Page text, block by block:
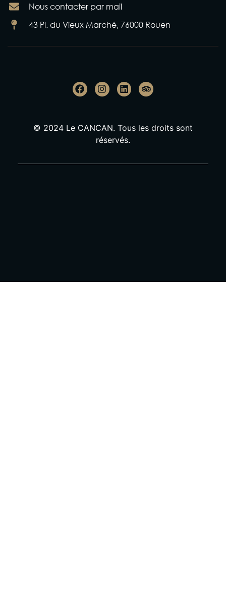
Nous contacter par mail
43 Pl. du Vieux Marché, 76000 Rouen
© 2024 Le CANCAN. Tous les droits sont
réservés.